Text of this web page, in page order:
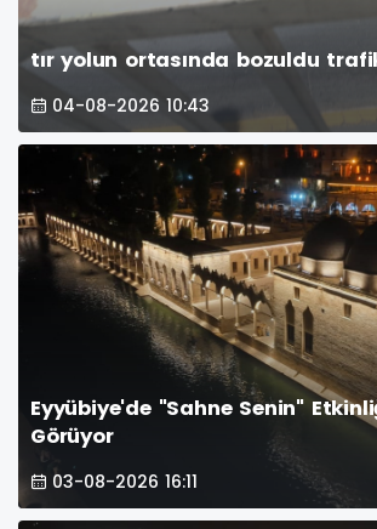
tır yolun ortasında bozuldu
04-08-2026 10:43
Eyyübiye'de "Sahne Senin"
Görüyor
03-08-2026 16:11